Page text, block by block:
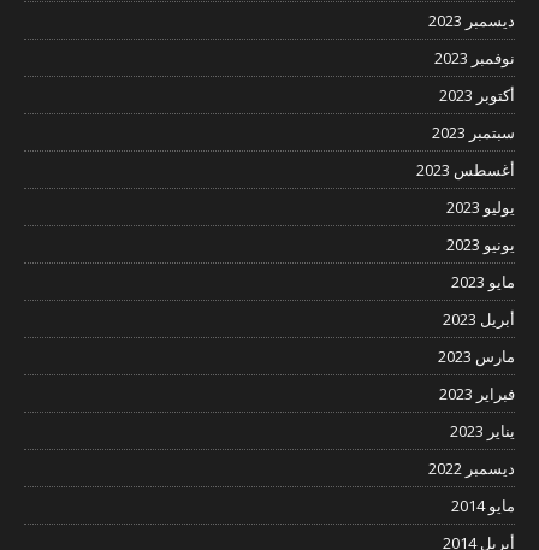
ديسمبر 2023
نوفمبر 2023
أكتوبر 2023
سبتمبر 2023
أغسطس 2023
يوليو 2023
يونيو 2023
مايو 2023
أبريل 2023
مارس 2023
فبراير 2023
يناير 2023
ديسمبر 2022
مايو 2014
أبريل 2014